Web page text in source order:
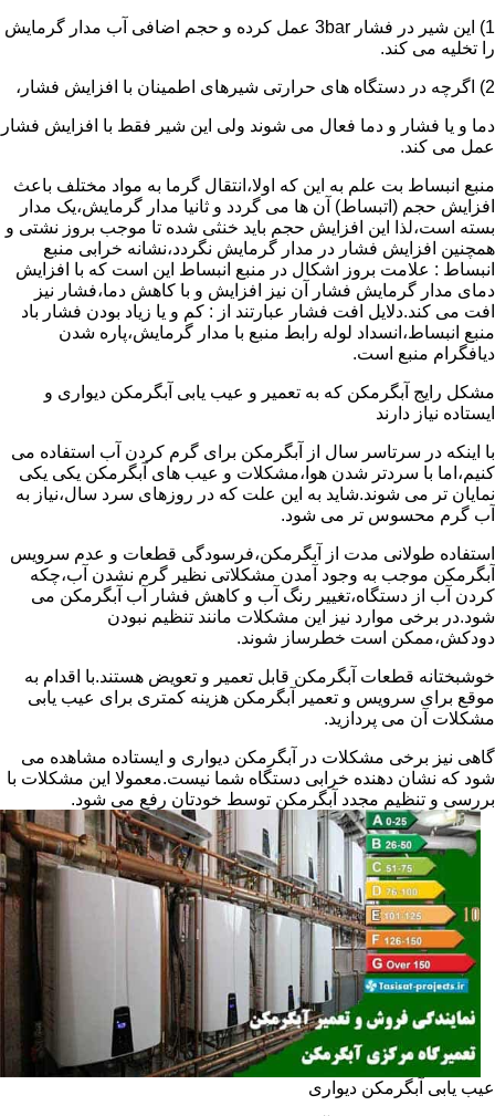
1) این شیر در فشار 3bar عمل کرده و حجم اضافی آب مدار گرمایش
را تخلیه می کند.
2) اگرچه در دستگاه های حرارتی شیرهای اطمینان با افزایش فشار،
دما و یا فشار و دما فعال می شوند ولی این شیر فقط با افزایش فشار
عمل می کند.
منبع انبساط بت علم به این که اولا،انتقال گرما به مواد مختلف باعث
افزایش حجم (اتبساط) آن ها می گردد و ثانیا مدار گرمایش،یک مدار
بسته است،لذا این افزایش حجم باید خنثی شده تا موجب بروز نشتی و
همچنین افزایش فشار در مدار گرمایش نگردد،نشانه خرابی منبع
انبساط : علامت بروز اشکال در منبع انبساط این است که با افزایش
دمای مدار گرمایش فشار آن نیز افزایش و با کاهش دما،فشار نیز
افت می کند.دلایل افت فشار عبارتند از : کم و یا زیاد بودن فشار باد
منبع انبساط،انسداد لوله رابط منبع با مدار گرمایش،پاره شدن
دیافگرام منبع است.
مشکل رایج آبگرمکن که به تعمیر و عیب یابی آبگرمکن دیواری و
ایستاده نیاز دارند
با اینکه در سرتاسر سال از آبگرمکن برای گرم کردن آب استفاده می
کنیم،اما با سردتر شدن هوا،مشکلات و عیب های آبگرمکن یکی یکی
نمایان تر می شوند.شاید به این علت که در روزهای سرد سال،نیاز به
آب گرم محسوس تر می شود.
استفاده طولانی مدت از آبگرمکن،فرسودگی قطعات و عدم سرویس
آبگرمکن موجب به وجود آمدن مشکلاتی نظیر گرم نشدن آب،چکه
کردن آب از دستگاه،تغییر رنگ آب و کاهش فشار آب آبگرمکن می
شود.در برخی موارد نیز این مشکلات مانند تنظیم نبودن
دودکش،ممکن است خطرساز شوند.
خوشبختانه قطعات آبگرمکن قابل تعمیر و تعویض هستند.با اقدام به
موقع برای سرویس و تعمیر آبگرمکن هزینه کمتری برای عیب یابی
مشکلات آن می پردازید.
گاهی نیز برخی مشکلات در آبگرمکن دیواری و ایستاده مشاهده می
شود که نشان دهنده خرابی دستگاه شما نیست.معمولا این مشکلات با
بررسی و تنظیم مجدد آبگرمکن توسط خودتان رفع می شود.
عیب یابی آبگرمکن دیواری